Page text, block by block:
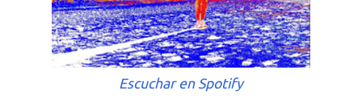
Escuchar en Spotify